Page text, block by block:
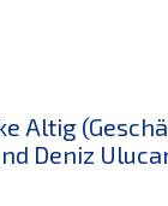
Altig
Deniz